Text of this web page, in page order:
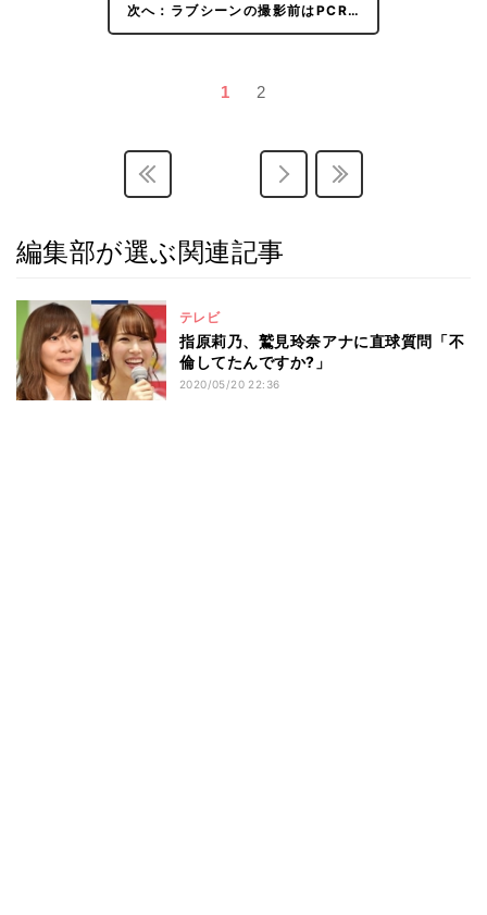
次へ：ラブシーンの撮影前はPCR…
1 2
編集部が選ぶ関連記事
テレビ
指原莉乃、鷲見玲奈アナに直球質問「不
倫してたんですか?」
2020/05/20 22:36